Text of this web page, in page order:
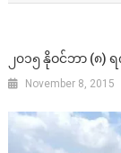
၂၀၁၅ နိုဝင်ဘာ (၈
November 8, 2015